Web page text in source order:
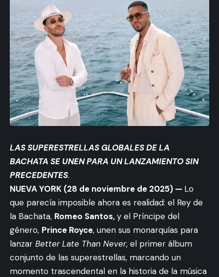
LAS SUPERESTRELLAS GLOBALES DE LA
BACHATA SE UNEN PARA UN LANZAMIENTO SIN
PRECEDENTES.
NUEVA YORK (28 de noviembre de 2025) — Lo
que parecía imposible ahora es realidad: el Rey de
la Bachata, Romeo Santos,y el Príncipe del
género, Prince Royce, unen sus monarquías para
lanzar Better Late Than Never, el primer álbum
conjunto de las superestrellas, marcando un
momento trascendental en la historia de la música